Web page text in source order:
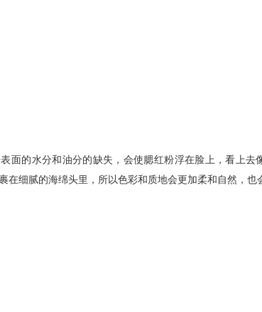
的水分和油分的缺失，会使腮红粉浮在脸上，看上去
细腻的海绵头里，所以色彩和质地会更加柔和自然，也